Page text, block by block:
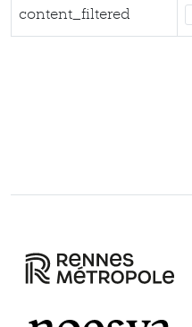
content_filtered